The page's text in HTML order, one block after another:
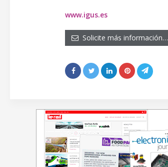
www.igus.es
Solicite más información…